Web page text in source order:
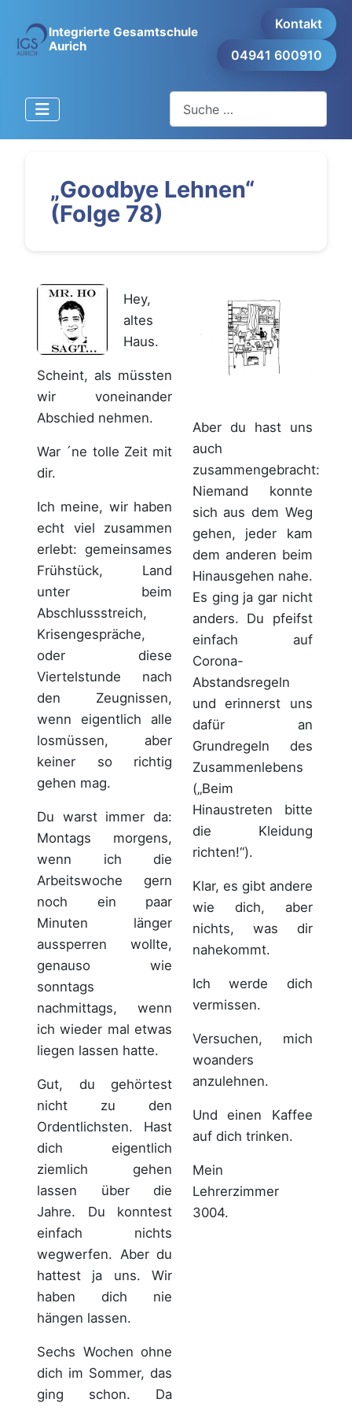
Integrierte Gesamtschule
Aurich
Kontakt
04941 600910
„Goodbye Lehnen“
(Folge 78)
Hey,
altes
Haus.
Scheint, als müssten
wir voneinander
Abschied nehmen.
War ´ne tolle Zeit mit
dir.
Ich meine, wir haben
echt viel zusammen
erlebt: gemeinsames
Frühstück, Land
unter beim
Abschlussstreich,
Krisengespräche,
oder diese
Viertelstunde nach
den Zeugnissen,
wenn eigentlich alle
losmüssen, aber
keiner so richtig
gehen mag.
Du warst immer da:
Montags morgens,
wenn ich die
Arbeitswoche gern
noch ein paar
Minuten länger
aussperren wollte,
genauso wie
sonntags
nachmittags, wenn
ich wieder mal etwas
liegen lassen hatte.
Gut, du gehörtest
nicht zu den
Ordentlichsten. Hast
dich eigentlich
ziemlich gehen
lassen über die
Jahre. Du konntest
einfach nichts
wegwerfen. Aber du
hattest ja uns. Wir
haben dich nie
hängen lassen.
Sechs Wochen ohne
dich im Sommer, das
ging schon. Da
Aber du hast uns
auch
zusammengebracht:
Niemand konnte
sich aus dem Weg
gehen, jeder kam
dem anderen beim
Hinausgehen nahe.
Es ging ja gar nicht
anders. Du pfeifst
einfach auf
Corona-
Abstandsregeln
und erinnerst uns
dafür an
Grundregeln des
Zusammenlebens
(„Beim
Hinaustreten bitte
die Kleidung
richten!“).
Klar, es gibt andere
wie dich, aber
nichts, was dir
nahekommt.
Ich werde dich
vermissen.
Versuchen, mich
woanders
anzulehnen.
Und einen Kaffee
auf dich trinken.
Mein
Lehrerzimmer
3004.